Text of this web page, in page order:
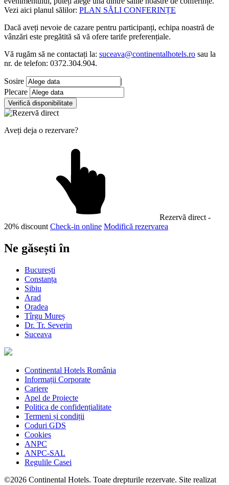
Vezi aici planul sălilor: PLAN SĂLI CONFERINȚE
Dacă aveți nevoie de cazare pentru participanți, echipa noastră de
vânzări este pregătită să vă ofere tarife preferențiale.
Vă rugăm să ne contactați la: suceava@continentalhotels.ro sau la
nr. de telefon: 0372.304.904.
Sosire
|
Plecare
Aveți deja o rezervare?
Rezervă direct -
20% discount Check-in online Modifică rezervarea
Ne găsești în
București
Constanța
Sibiu
Arad
Oradea
Tîrgu Mureș
Dr. Tr. Severin
Suceava
Continental Hotels România
Informații Corporate
Cariere
Apel de Proiecte
Politica de confidențialitate
Termeni și condiții
Coduri GDS
Cookies
ANPC
ANPC-SAL
Regulile Casei
©2026 Continental Hotels. Toate drepturile rezervate. Site realizat